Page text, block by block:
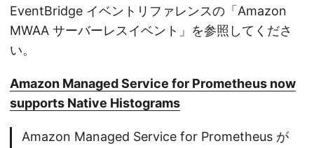
EventBridge イベントリファレンスの「Amazon
MWAA サーバーレスイベント」を参照してくださ
い。
Amazon Managed Service for Prometheus now
supports Native Histograms
Amazon Managed Service for Prometheus が